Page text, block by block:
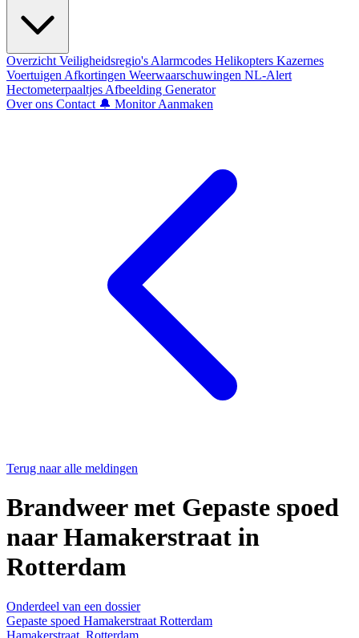
Overzicht Veiligheidsregio's Alarmcodes Helikopters Kazernes
Voertuigen Afkortingen Weerwaarschuwingen NL-Alert
Hectometerpaaltjes Afbeelding Generator
Over ons Contact 🔔 Monitor Aanmaken
Terug naar alle meldingen
Brandweer met Gepaste spoed
naar Hamakerstraat in
Rotterdam
Onderdeel van een dossier
Gepaste spoed Hamakerstraat Rotterdam
Hamakerstraat, Rotterdam